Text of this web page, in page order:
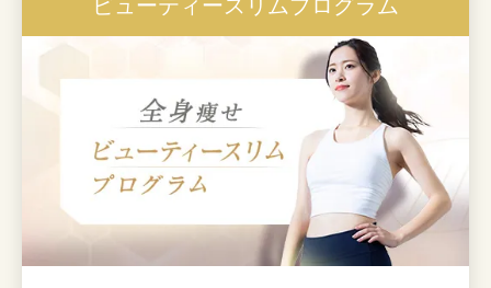
ビューティースリムプログラム